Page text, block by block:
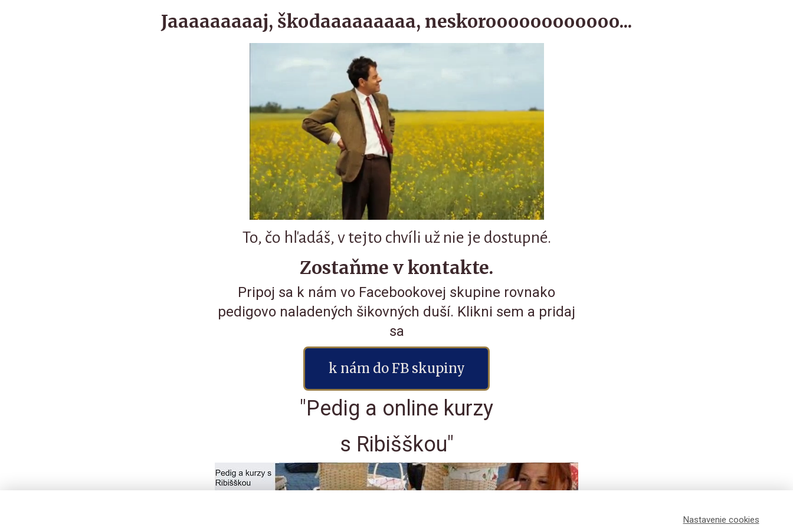
Jaaaaaaaaaj, škodaaaaaaaaa, neskoroooooooooooo...
To, čo hľadáš, v tejto chvíli už nie je dostupné.
Zostaňme v kontakte.
Pripoj sa k nám vo Facebookovej skupine rovnako
pedigovo naladených šikovných duší. Klikni sem a pridaj
sa
k nám do FB skupiny
"Pedig a online kurzy
s Ribišškou"
Nastavenie cookies